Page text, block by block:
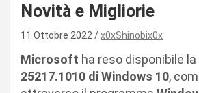
Novità e Migliorie
11 Ottobre 2022 x0xShinobix0x
Microsoft ha reso disponibile la
25217.1010 di Windows 10,